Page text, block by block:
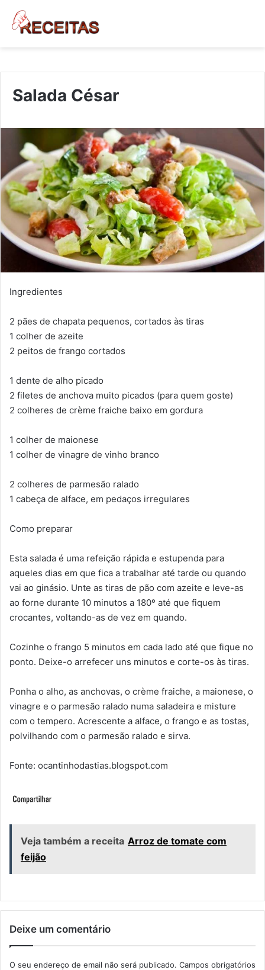
Salada César
Ingredientes
2 pães de chapata pequenos, cortados às tiras
1 colher de azeite
2 peitos de frango cortados
1 dente de alho picado
2 filetes de anchova muito picados (para quem goste)
2 colheres de crème fraiche baixo em gordura
1 colher de maionese
1 colher de vinagre de vinho branco
2 colheres de parmesão ralado
1 cabeça de alface, em pedaços irregulares
Como preparar
Esta salada é uma refeição rápida e estupenda para
aqueles dias em que fica a trabalhar até tarde ou quando
vai ao ginásio. Unte as tiras de pão com azeite e leve-as
ao forne durante 10 minutos a 180º até que fiquem
crocantes, voltando-as de vez em quando.
Cozinhe o frango 5 minutos em cada lado até que fique no
ponto. Deixe-o arrefecer uns minutos e corte-os às tiras.
Ponha o alho, as anchovas, o crème fraiche, a maionese, o
vinagre e o parmesão ralado numa saladeira e misture
com o tempero. Acrescente a alface, o frango e as tostas,
polvilhando com o parmesão ralado e sirva.
Fonte: ocantinhodastias.blogspot.com
Veja também a receita Arroz de tomate com
feijão
Deixe um comentário
O seu endereço de email não será publicado. Campos obrigatórios